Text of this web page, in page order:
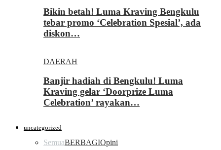
Bikin betah! Luma Kraving Bengkulu
tebar promo ‘Celebration Spesial’, ada
diskon…
DAERAH
Banjir hadiah di Bengkulu! Luma
Kraving gelar ‘Doorprize Luma
Celebration’ rayakan…
uncategorized
SemuaBERBAGIOpini